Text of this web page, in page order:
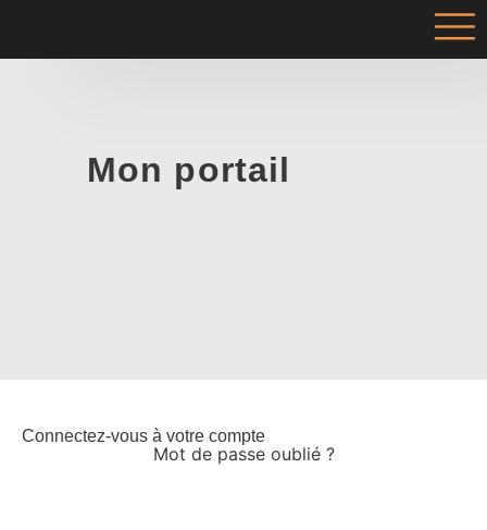
Mon portail
Connectez-vous à votre compte
Mot de passe oublié ?